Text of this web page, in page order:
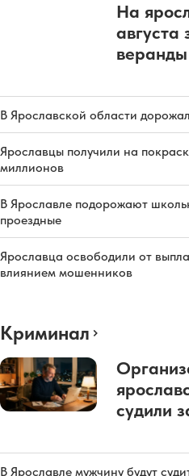
На
августа
веранды
В Ярославской области
Ярославцы получили на
миллионов
В Ярославле подорожают
проездные
Ярославца освободили от
влиянием мошенников
Криминал
судили
В Ярославле мужчину будут